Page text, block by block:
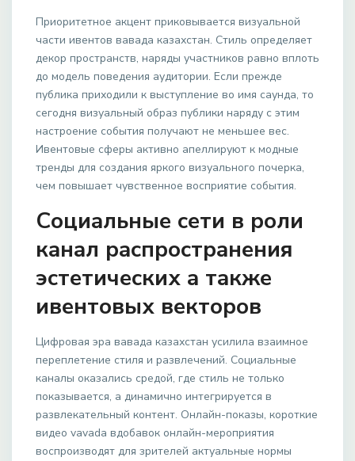
Приоритетное акцент приковывается визуальной
части ивентов вавада казахстан. Стиль определяет
декор пространств, наряды участников равно вплоть
до модель поведения аудитории. Если прежде
публика приходили к выступление во имя саунда, то
сегодня визуальный образ публики наряду с этим
настроение события получают не меньшее вес.
Ивентовые сферы активно апеллируют к модные
тренды для создания яркого визуального почерка,
чем повышает чувственное восприятие события.
Социальные сети в роли
канал распространения
эстетических а также
ивентовых векторов
Цифровая эра вавада казахстан усилила взаимное
переплетение стиля и развлечений. Социальные
каналы оказались средой, где стиль не только
показывается, а динамично интегрируется в
развлекательный контент. Онлайн-показы, короткие
видео vavada вдобавок онлайн-мероприятия
воспроизводят для зрителей актуальные нормы